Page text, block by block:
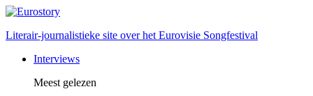
Literair-journalistieke site over het Eurovisie Songfestival
Interviews
Meest gelezen